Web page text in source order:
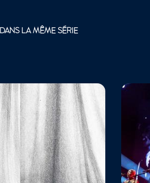
DANS LA MÊME SÉRIE